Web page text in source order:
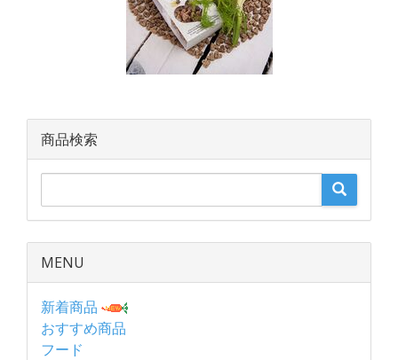
商品検索
MENU
新着商品
おすすめ商品
フード